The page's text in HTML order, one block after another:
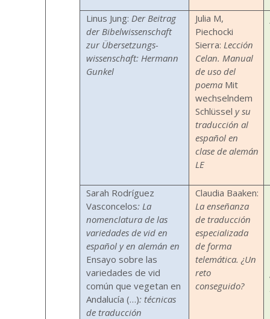
Linus Jung: Der Beitrag
der Bibelwissenschaft
zur Übersetzungs-
wissenschaft: Hermann
Gunkel
Julia M,
Piechocki
Sierra: Lección
Celan. Manual
de uso del
poema Mit
wechselndem
Schlüssel y su
traducción al
español en
clase de alemán
LE
Sarah Rodríguez
Vasconcelos: La
nomenclatura de las
variedades de vid en
español y en alemán en
Ensayo sobre las
variedades de vid
común que vegetan en
Andalucía (…): técnicas
de traducción
Claudia Baaken:
La enseñanza
de traducción
especializada
de forma
telemática. ¿Un
reto
conseguido?